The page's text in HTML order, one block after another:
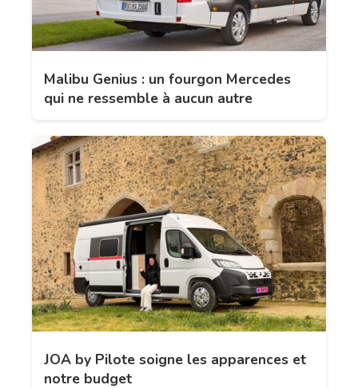
Malibu Genius : un fourgon Mercedes
qui ne ressemble à aucun autre
JOA by Pilote soigne les apparences et
notre budget